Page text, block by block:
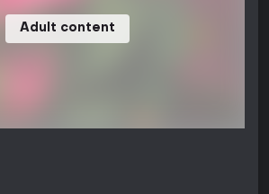
Adult content